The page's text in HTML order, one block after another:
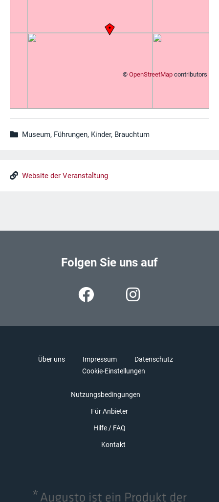
© OpenStreetMap contributors
Museum, Führungen, Kinder, Brauchtum
Website der Veranstaltung
Folgen Sie uns auf
Über uns Impressum
Datenschutz
Cookie-Einstellungen
Nutzungsbedingungen
Für Anbieter
Hilfe / FAQ
Kontakt